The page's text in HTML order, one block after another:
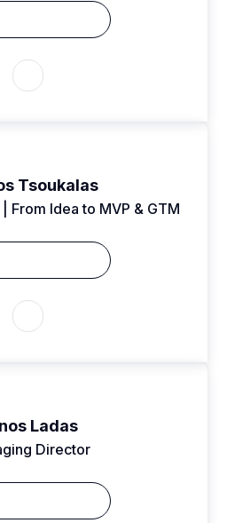
Tsoukalas
From Idea to MVP & GTM
Ladas
Director